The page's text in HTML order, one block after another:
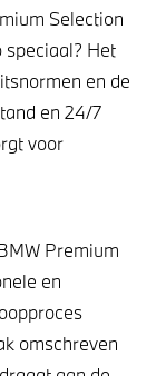
Selection
speciaal? Het
en de
en 24/7
voor
Premium
en
omschreven